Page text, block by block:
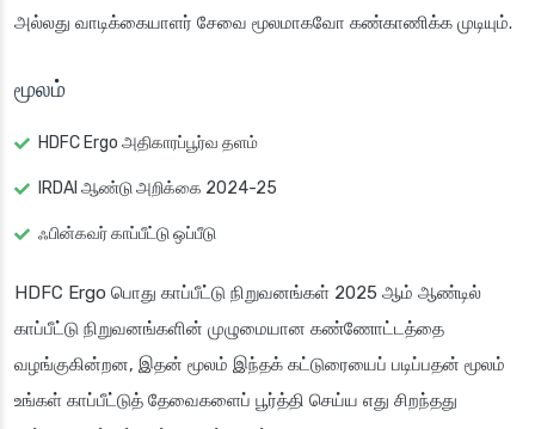
அல்லது வாடிக்கையாளர் சேவை மூலமாகவோ கண்காணிக்க முடியும்.
மூலம்
HDFC Ergo அதிகாரப்பூர்வ தளம்
IRDAI ஆண்டு அறிக்கை 2024-25
ஃபின்கவர் காப்பீட்டு ஒப்பீடு
HDFC Ergo பொது காப்பீட்டு நிறுவனங்கள் 2025 ஆம் ஆண்டில்
காப்பீட்டு நிறுவனங்களின் முழுமையான கண்ணோட்டத்தை
வழங்குகின்றன, இதன் மூலம் இந்தக் கட்டுரையைப் படிப்பதன் மூலம்
உங்கள் காப்பீட்டுத் தேவைகளைப் பூர்த்தி செய்ய எது சிறந்தது